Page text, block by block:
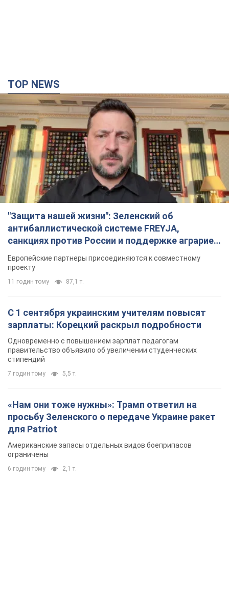
TOP NEWS
"Защита нашей жизни": Зеленский об
антибаллистической системе FREYJA,
санкциях против России и поддержке аграриев.
Видео
Европейские партнеры присоединяются к совместному
проекту
11 годин тому 87,1 т.
С 1 сентября украинским учителям повысят
зарплаты: Корецкий раскрыл подробности
Одновременно с повышением зарплат педагогам
правительство объявило об увеличении студенческих
стипендий
7 годин тому 5,5 т.
«Нам они тоже нужны»: Трамп ответил на
просьбу Зеленского о передаче Украине ракет
для Patriot
Американские запасы отдельных видов боеприпасов
ограничены
6 годин тому 2,1 т.